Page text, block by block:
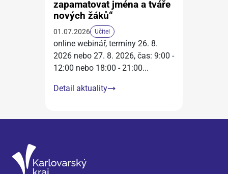
zapamatovat jména a tváře
nových žáků“
01.07.2026 Učitel
online webinář, termíny 26. 8.
2026 nebo 27. 8. 2026, čas: 9:00 -
12:00 nebo 18:00 - 21:00...
Detail aktuality